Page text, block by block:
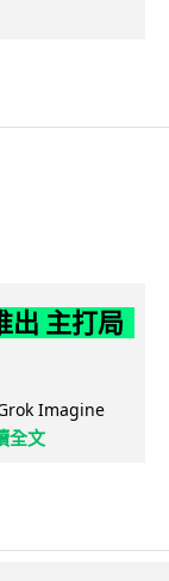
主打局
Imagine
全文